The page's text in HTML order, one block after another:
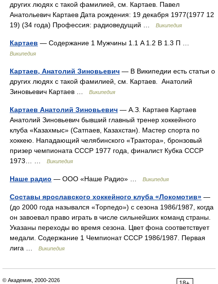
других людях с такой фамилией, см. Картаев. Павел
Анатольевич Картаев Дата рождения: 19 декабря 1977(1977 12
19) (34 года) Профессия: радиоведущий …
Википедия
Картаев — Содержание 1 Мужчины 1.1 A 1.2 В 1.3 П …
Википедия
Картаев, Анатолий Зиновьевич — В Википедии есть статьи о
других людях с такой фамилией, см. Картаев. Анатолий
Зиновьевич Картаев …
Википедия
Картаев Анатолий Зиновьевич — А.З. Картаев Картаев
Анатолий Зиновьевич бывший главный тренер хоккейного
клуба «Казахмыс» (Сатпаев, Казахстан). Мастер спорта по
хоккею. Нападающий челябинского «Трактора», бронзовый
призер чемпионата СССР 1977 года, финалист Кубка СССР
1973… …
Википедия
Наше радио — ООО «Наше Радио» … Википедия
Составы ярославского хоккейного клуба «Локомотив» —
(до 2000 года назывался «Торпедо») с сезона 1986/1987, когда
он завоевал право играть в числе сильнейших команд страны.
Указаны переходы во время сезона. Цвет фона соответствует
медали. Содержание 1 Чемпионат СССР 1986/1987. Первая
лига …
Википедия
© Академик, 2000-2026